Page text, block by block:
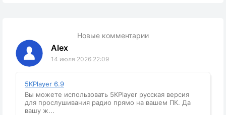
Новые комментарии
Alex
14 июля 2026 22:09
5KPlayer 6.9
Вы можете использовать 5KPlayer русская версия
для прослушивания радио прямо на вашем ПК. Да
вашу ж...